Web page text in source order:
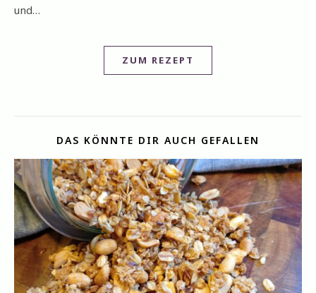
und…
ZUM REZEPT
DAS KÖNNTE DIR AUCH GEFALLEN